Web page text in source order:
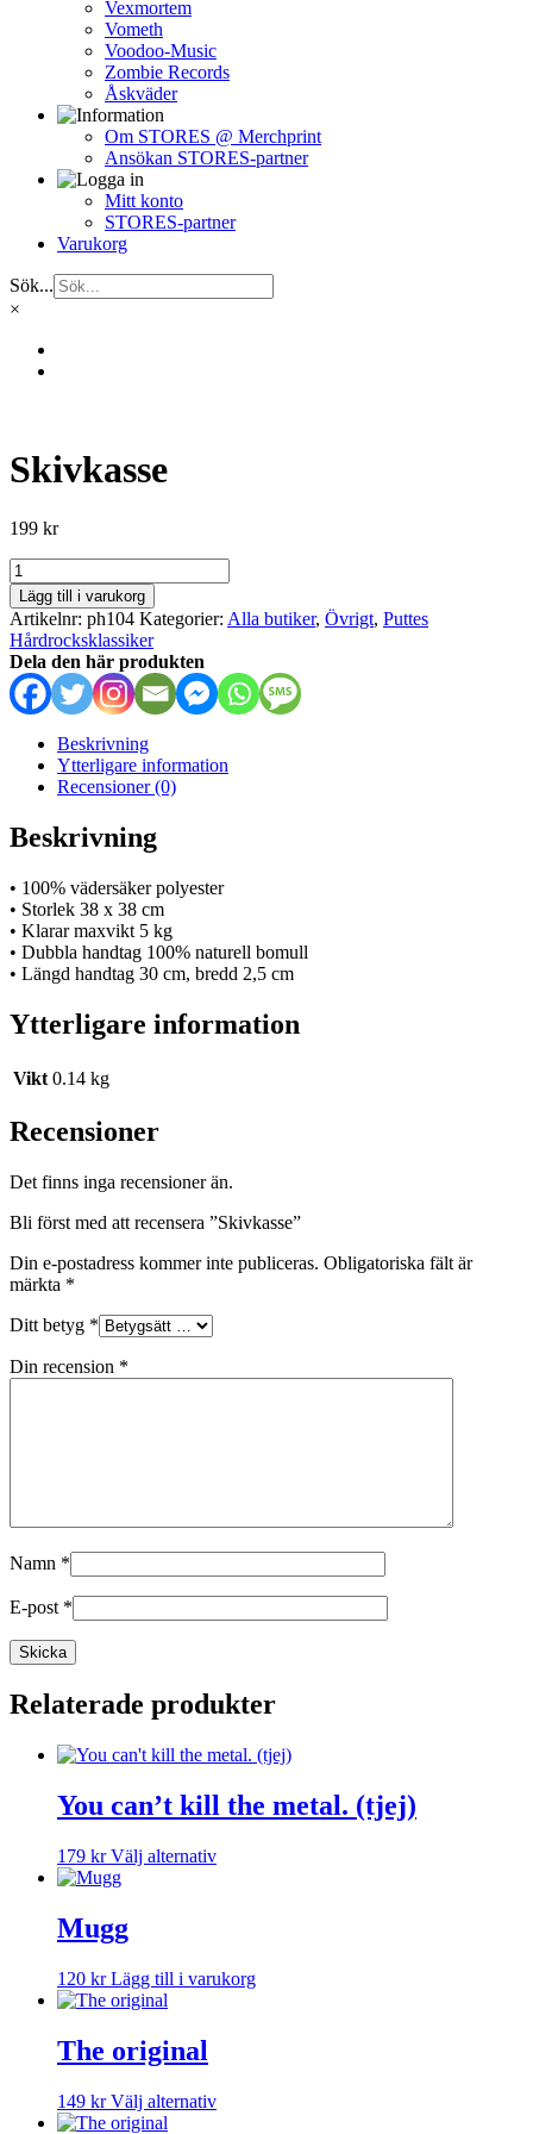
Vexmortem
Vometh
Voodoo-Music
Zombie Records
Åskväder
Om STORES @ Merchprint
Ansökan STORES-partner
Mitt konto
STORES-partner
Varukorg
Sök...
×
Skivkasse
199 kr
Skivkasse
mängd
Lägg till i varukorg
Artikelnr: ph104 Kategorier: Alla butiker, Övrigt, Puttes
Hårdrocksklassiker
Dela den här produkten
Beskrivning
Ytterligare information
Recensioner (0)
Beskrivning
• 100% vädersäker polyester
• Storlek 38 x 38 cm
• Klarar maxvikt 5 kg
• Dubbla handtag 100% naturell bomull
• Längd handtag 30 cm, bredd 2,5 cm
Ytterligare information
Vikt 0.14 kg
Recensioner
Det finns inga recensioner än.
Bli först med att recensera ”Skivkasse”
Din e-postadress kommer inte publiceras. Obligatoriska fält är
märkta *
Ditt betyg *
Din recension *
Namn *
E-post *
Relaterade produkter
You can’t kill the metal. (tjej)
179 kr Välj alternativDen
De
produktsidan
Mugg
120 kr Lägg till i varukorg
The original
149 kr Välj alternativDen